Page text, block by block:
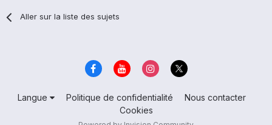
Aller sur la liste des sujets
Langue Politique de confidentialité
Nous contacter
Cookies